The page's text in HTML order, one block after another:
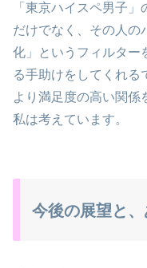
「東京ハイスペ男子
だけでなく、その人の
化」というフィルター
る手助けをしてくれる
より満足度の高い関係
私は考えています。
今後の展望と